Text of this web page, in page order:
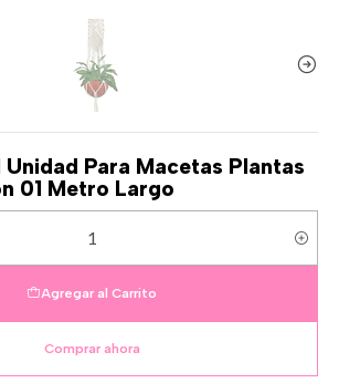
Unidad Para Macetas Plantas
01 Metro Largo
Agregar al Carrito
Comprar ahora